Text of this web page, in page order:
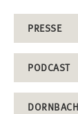
PRESSE
PODCAST